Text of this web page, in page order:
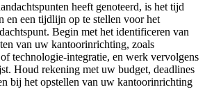
heeft genoteerd, is het tijd
en een tijdlijn op te stellen voor het
Begin met het identificeren van
van uw kantoorinrichting, zoals
technologie-integratie, en werk vervolgens
Houd rekening met uw budget, deadlines
bij het opstellen van uw kantoorinrichting